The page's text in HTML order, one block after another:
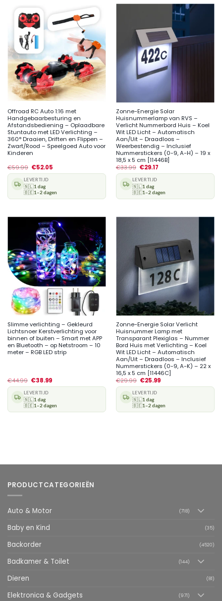
Offroad RC Auto 1:16 met
Handgebaarbesturing en
Afstandsbediening – Oplaadbare
Stuntauto met LED Verlichting –
360° Draaien, Driften en Flippen –
Zwart/Rood – Speelgoed Auto voor
Kinderen
€59.99 €52.05
LEVERTIJD
🇳🇱1 dag
🇧🇪1–2 dagen
Zonne-Energie Solar
Huisnummerlamp van RVS –
Verlicht Nummerbord Huis – Koel
Wit LED Licht – Automatisch
Aan/Uit – Draadloos –
Weerbestendig – Inclusief
Nummerstickers (0-9, A-H) – 19 x
18,5 x 5 cm [11446B]
€33.99 €29.17
LEVERTIJD
🇳🇱1 dag
🇧🇪1–2 dagen
Slimme verlichting – Gekleurd
Lichtsnoer Kerstverlichting voor
binnen of buiten – Smart met APP
en Bluetooth – op Netstroom – 10
meter – RGB LED strip
€44.99 €38.99
LEVERTIJD
🇳🇱1 dag
🇧🇪1–2 dagen
Zonne-Energie Solar Verlicht
Huisnummer Lamp met
Transparant Plexiglas – Nummer
Bord Huis met Verlichting – Koel
Wit LED Licht – Automatisch
Aan/Uit – Draadloos – Inclusief
Nummerstickers (0-9, A-K) – 22 x
16,5 x 5 cm [11446C]
€29.99 €25.99
LEVERTIJD
🇳🇱1 dag
🇧🇪1–2 dagen
PRODUCTCATEGORIEËN
Auto & Motor (718)
Baby en Kind (35)
Backorder (4520)
Badkamer & Toilet (144)
Dieren (81)
Elektronica & Gadgets (971)